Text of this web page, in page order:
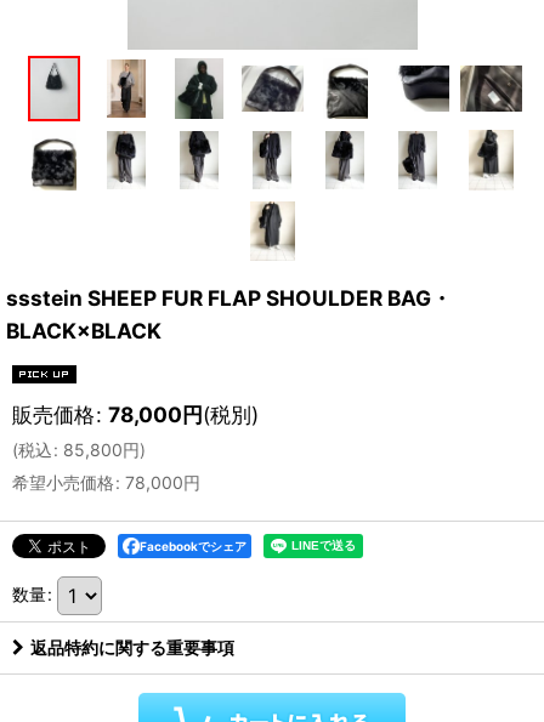
ssstein SHEEP FUR FLAP SHOULDER BAG・
BLACK×BLACK
販売価格: 78,000円(税別)
(税込: 85,800円)
希望小売価格: 78,000円
Facebookでシェア
数量:
返品特約に関する重要事項